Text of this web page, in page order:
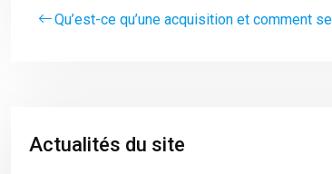
Qu’est-ce qu’une acquisition et comment
Actualités du site